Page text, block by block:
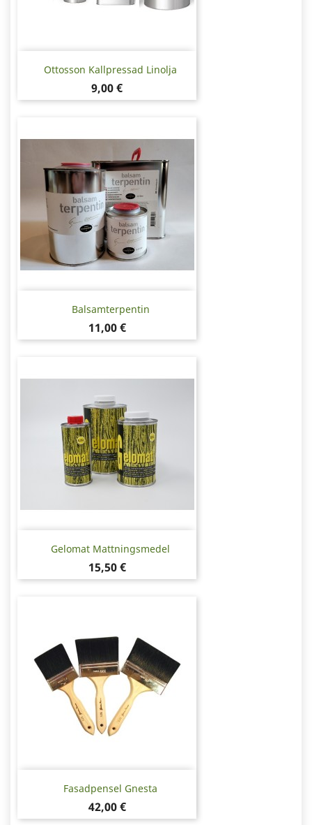
Ottosson Kallpressad Linolja
Pris
9,00 €
Balsamterpentin
Pris
11,00 €
Gelomat Mattningsmedel
Pris
15,50 €
Fasadpensel Gnesta
Pris
42,00 €